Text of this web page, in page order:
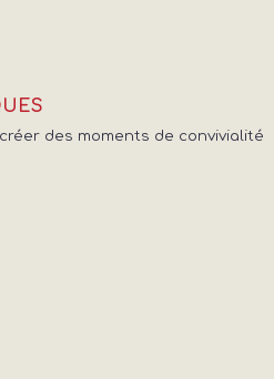
des moments de convivialité